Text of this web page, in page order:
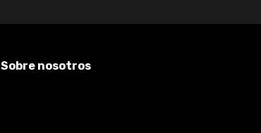
Sobre nosotros